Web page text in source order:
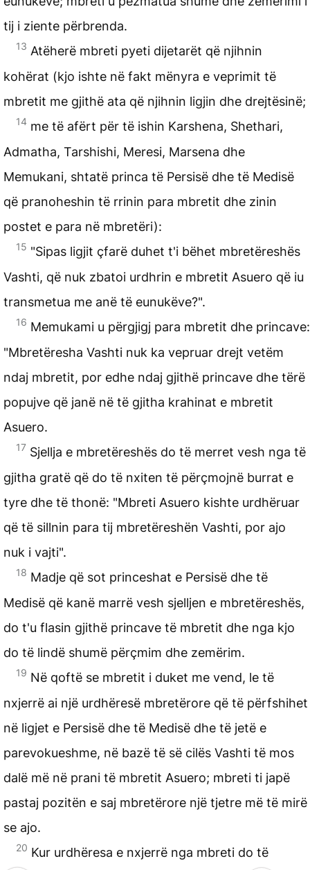
tij i ziente përbrenda.
13 Atëherë mbreti pyeti dijetarët që njihnin
kohërat (kjo ishte në fakt mënyra e veprimit të
mbretit me gjithë ata që njihnin ligjin dhe drejtësinë;
14 me të afërt për të ishin Karshena, Shethari,
Admatha, Tarshishi, Meresi, Marsena dhe
Memukani, shtatë princa të Persisë dhe të Medisë
që pranoheshin të rrinin para mbretit dhe zinin
postet e para në mbretëri):
15 "Sipas ligjit çfarë duhet t'i bëhet mbretëreshës
Vashti, që nuk zbatoi urdhrin e mbretit Asuero që iu
transmetua me anë të eunukëve?".
16 Memukami u përgjigj para mbretit dhe princave:
"Mbretëresha Vashti nuk ka vepruar drejt vetëm
ndaj mbretit, por edhe ndaj gjithë princave dhe tërë
popujve që janë në të gjitha krahinat e mbretit
Asuero.
17 Sjellja e mbretëreshës do të merret vesh nga të
gjitha gratë që do të nxiten të përçmojnë burrat e
tyre dhe të thonë: "Mbreti Asuero kishte urdhëruar
që të sillnin para tij mbretëreshën Vashti, por ajo
nuk i vajti".
18 Madje që sot princeshat e Persisë dhe të
Medisë që kanë marrë vesh sjelljen e mbretëreshës,
do t'u flasin gjithë princave të mbretit dhe nga kjo
do të lindë shumë përçmim dhe zemërim.
19 Në qoftë se mbretit i duket me vend, le të
nxjerrë ai një urdhëresë mbretërore që të përfshihet
në ligjet e Persisë dhe të Medisë dhe të jetë e
parevokueshme, në bazë të së cilës Vashti të mos
dalë më në prani të mbretit Asuero; mbreti ti japë
pastaj pozitën e saj mbretërore një tjetre më të mirë
se ajo.
20 Kur urdhëresa e nxjerrë nga mbreti do të